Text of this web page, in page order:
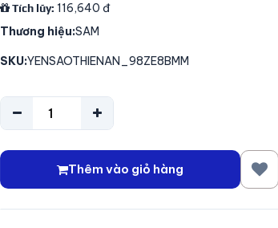
Tích lũy: 116,640 đ
Thương hiệu:SAM
SKU:YENSAOTHIENAN_98ZE8BMM
Thêm vào giỏ hàng